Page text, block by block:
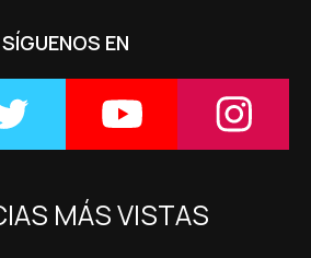
SÍGUENOS EN
MÁS VISTAS